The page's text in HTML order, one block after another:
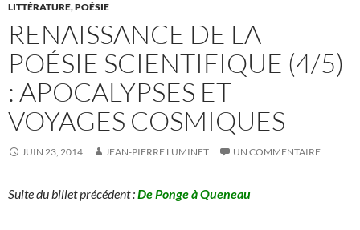
LITTÉRATURE,POÉSIE
RENAISSANCE DE LA
POÉSIE SCIENTIFIQUE (4/5)
: APOCALYPSES ET
VOYAGES COSMIQUES
JUIN 23, 2014 JEAN-PIERRE LUMINET UN COMMENTAIRE
Suite du billet précédent :De Ponge à Queneau